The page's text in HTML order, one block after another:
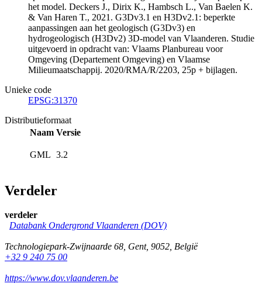
het model. Deckers J., Dirix K., Hambsch L., Van Baelen K.
& Van Haren T., 2021. G3Dv3.1 en H3Dv2.1: beperkte
aanpassingen aan het geologisch (G3Dv3) en
hydrogeologisch (H3Dv2) 3D-model van Vlaanderen. Studie
uitgevoerd in opdracht van: Vlaams Planbureau voor
Omgeving (Departement Omgeving) en Vlaamse
Milieumaatschappij. 2020/RMA/R/2203, 25p + bijlagen.
Unieke code
EPSG:31370
Distributieformaat
Naam Versie
GML 3.2
Verdeler
verdeler
Databank Ondergrond Vlaanderen (DOV)
Technologiepark-Zwijnaarde 68, Gent, 9052, België
+32 9 240 75 00
https://www.dov.vlaanderen.be